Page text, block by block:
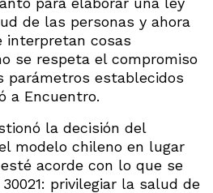
de las personas y ahora
interpretan cosas
se respeta el compromiso
parámetros establecidos
a Encuentro.
la decisión del
modelo chileno en lugar
acorde con lo que se
privilegiar la salud de